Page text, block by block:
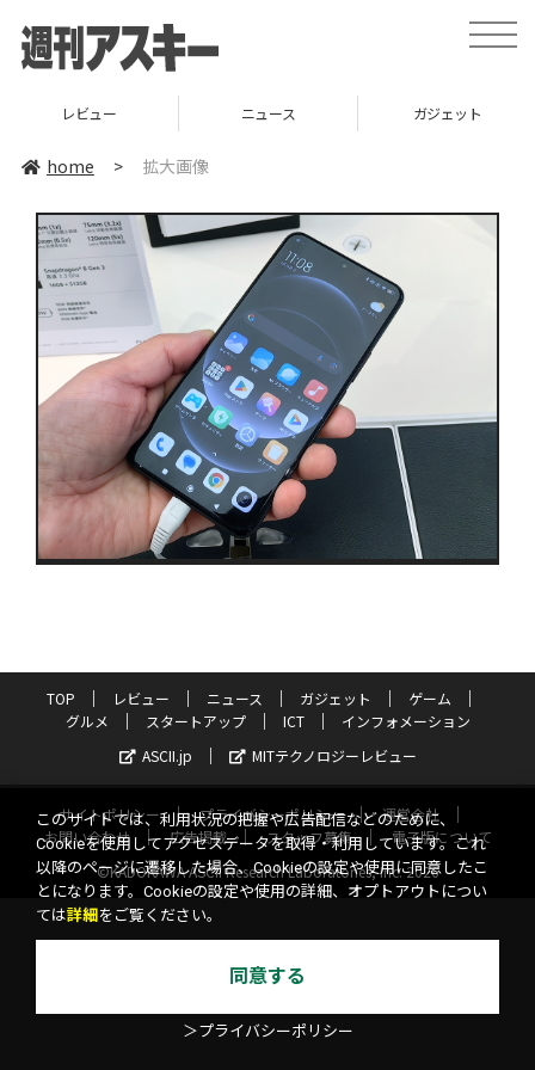
toggle
レビュー ニュース ガジェット
home > 拡大画像
TOP レビュー ニュース ガジェット
ゲーム
グルメ
スタートアップ ICT
インフォメーション
ASCII.jp
MITテクノロジーレビュー
サイトポリシー プライバシーポリシー
運営会社
お問い合わせ
広告掲載 スタッフ募集
電子版について
©KADOKAWA ASCII Research Laboratories, Inc. 2026
このサイトでは、利用状況の把握や広告配信などのために、
Cookieを使用してアクセスデータを取得・利用しています。これ
以降のページに遷移した場合、Cookieの設定や使用に同意したこ
とになります。Cookieの設定や使用の詳細、オプトアウトについ
ては詳細 をご覧ください。
同意する
＞プライバシーポリシー